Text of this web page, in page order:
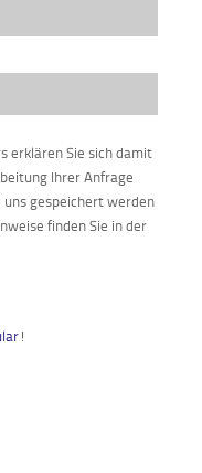
erklären Sie sich damit
Ihrer Anfrage
uns gespeichert werden
finden Sie in der
!